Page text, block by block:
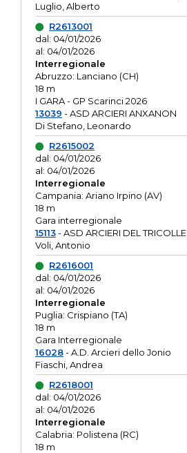
Luglio, Alberto
R2613001
dal: 04/01/2026
al: 04/01/2026
Interregionale
Abruzzo: Lanciano (CH)
18 m
I GARA - GP Scarinci 2026
13039 - ASD ARCIERI ANXANON
Di Stefano, Leonardo
R2615002
dal: 04/01/2026
al: 04/01/2026
Interregionale
Campania: Ariano Irpino (AV)
18 m
Gara interregionale
15113- ASD ARCIERI DEL TRICOLLE
Voli, Antonio
R2616001
dal: 04/01/2026
al: 04/01/2026
Interregionale
Puglia: Crispiano (TA)
18 m
Gara Interregionale
16028- A.D. Arcieri dello Jonio
Fiaschi, Andrea
R2618001
dal: 04/01/2026
al: 04/01/2026
Interregionale
Calabria: Polistena (RC)
18 m